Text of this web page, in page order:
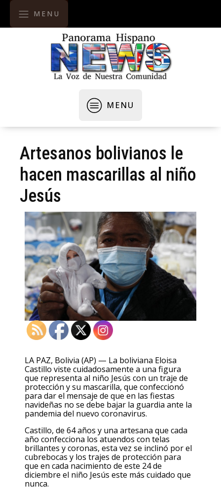
MENU
MENU
Artesanos bolivianos le
hacen mascarillas al niño
Jesús
LA PAZ, Bolivia (AP) — La boliviana Eloisa
Castillo viste cuidadosamente a una figura
que representa al niño Jesús con un traje de
protección y su mascarilla, que confeccionó
para dar el mensaje de que en las fiestas
navideñas no se debe bajar la guardia ante la
pandemia del nuevo coronavirus.
Castillo, de 64 años y una artesana que cada
año confecciona los atuendos con telas
brillantes y coronas, esta vez se inclinó por el
cubrebocas y los trajes de protección para
que en cada nacimiento de este 24 de
diciembre el niño Jesús este más cuidado que
nunca.